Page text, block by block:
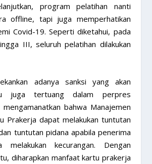
program pelatihan nanti
offline, tapi juga memperhatikan
Covid-19. Seperti diketahui, pada
III, seluruh pelatihan dilakukan
adanya sanksi yang akan
juga tertuang dalam perpres
bahwa Manajemen
Prakerja dapat melakukan tuntutan
tuntutan pidana apabila penerima
melakukan kecurangan. Dengan
diharapkan manfaat kartu prakerja